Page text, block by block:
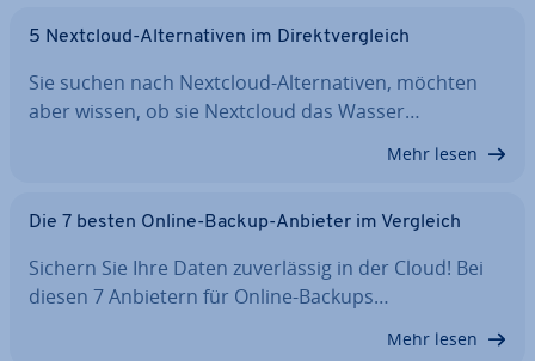
5 Nextcloud-Al­ter­na­ti­ven im Di­rekt­ver­gleich
Sie suchen nach Nextcloud-Al­ter­na­ti­ven, möchten
aber wissen, ob sie Nextcloud das Wasser…
Mehr lesen
Die 7 besten Online-Backup-Anbieter im Vergleich
Sichern Sie Ihre Daten zu­ver­läs­sig in der Cloud! Bei
diesen 7 Anbietern für Online-Backups…
Mehr lesen